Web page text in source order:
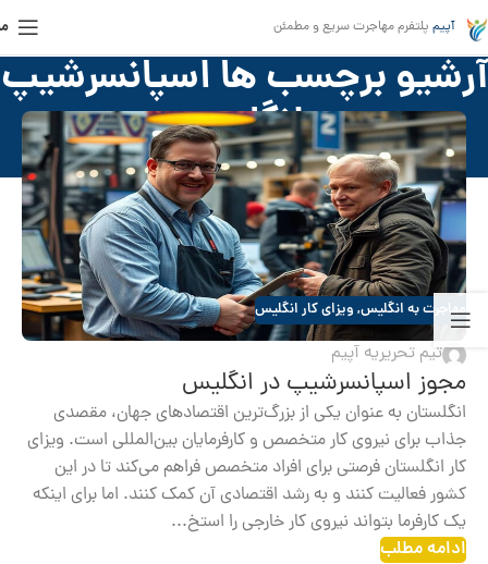
آپیم پلتفرم مهاجرت سریع و مطمئن
آرشیو برچسب ها اسپانسرشیپ
انگلیس
خانه»اسپانسرشیپ انگلیس
مهاجرت به انگلیس, ویزای کار انگلیس
تیم تحریریه آپیم
مجوز اسپانسرشیپ در انگلیس
انگلستان به عنوان یکی از بزرگ‌ترین اقتصادهای جهان، مقصدی
جذاب برای نیروی کار متخصص و کارفرمایان بین‌المللی است. ویزای
کار انگلستان فرصتی برای افراد متخصص فراهم می‌کند تا در این
کشور فعالیت کنند و به رشد اقتصادی آن کمک کنند. اما برای اینکه
یک کارفرما بتواند نیروی کار خارجی را استخ...
ادامه مطلب